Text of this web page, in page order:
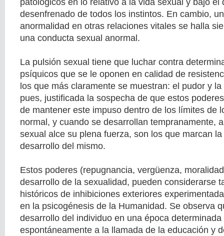
patológicos en lo relativo a la vida sexual y bajo el
desenfrenado de todos los instintos. En cambio,
anormalidad en otras relaciones vitales se halla
una conducta sexual anormal.
La pulsión sexual tiene que luchar contra
psíquicos que se le oponen en calidad de
los que más claramente se muestran: el pudor y
pues, justificada la sospecha de que estos
de mantener este impuso dentro de los límites de
normal, y cuando se desarrollan tempranamente,
sexual alce su plena fuerza, son los que marcan
desarrollo del mismo.
Estos poderes (repugnancia, vergüenza,
desarrollo de la sexualidad, pueden considerarse
históricos de inhibiciones exteriores
en la psicogénesis de la Humanidad. Se observa
desarrollo del individuo en una época
espontáneamente a la llamada de la educación y